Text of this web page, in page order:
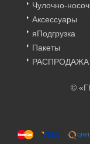
Чулочно-
Аксессуары
яПодгрузка
Пакеты
РАСПРОДАЖА
©